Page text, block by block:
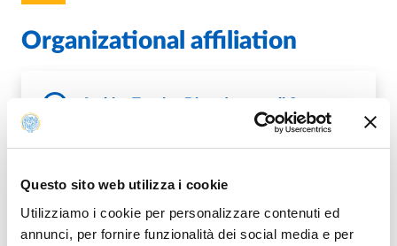
Questo sito web utilizza i cookie
Utilizziamo i cookie per personalizzare contenuti ed
annunci, per fornire funzionalità dei social media e per
Organizational affiliation
GO TO DESCRIPTIONDI AMBITO TECNICO